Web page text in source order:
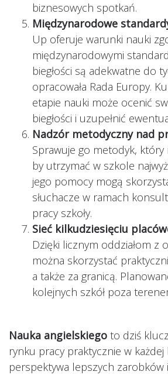
biznesowych spotkań.
Międzynarodowe
Up oferuje warunki nauki
międzynarodowymi
biegłości są adekwatne do
opracowała Rada Europy.
etapie nauki może ocenić
biegłości i uzupełnić
Nadzór metodyczny nad
Sprawuje go metodyk,
by utrzymać w szkole
jego pomocy mogą
słuchacze w ramach
pracy szkoły.
Sieć kilkudziesięciu
Dzięki licznym oddziałom z
można skorzystać
a także za granicą.
kolejnych szkół poza
Nauka angielskiego to dziś
rynku pracy praktycznie w każdej
perspektywa lepszych zarobków